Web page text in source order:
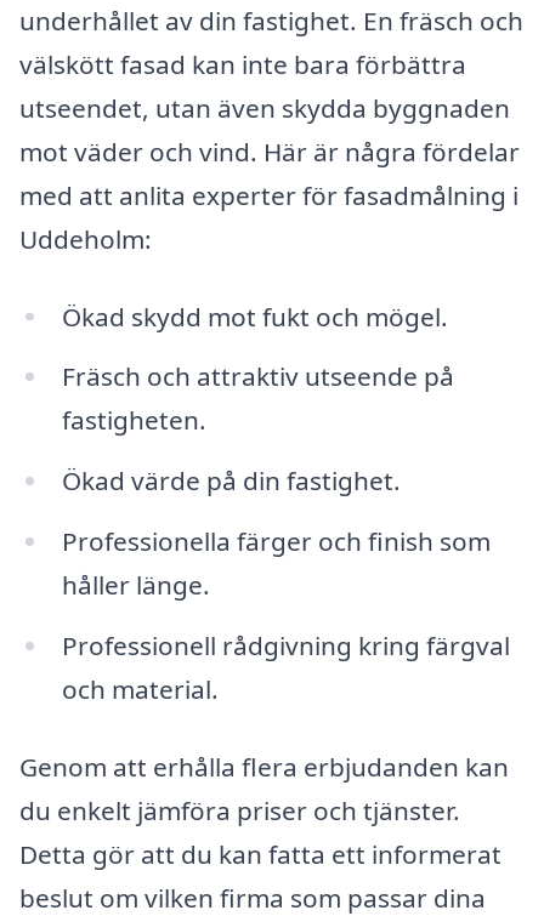
underhållet av din fastighet. En fräsch och
välskött fasad kan inte bara förbättra
utseendet, utan även skydda byggnaden
mot väder och vind. Här är några fördelar
med att anlita experter för fasadmålning i
Uddeholm:
Ökad skydd mot fukt och mögel.
Fräsch och attraktiv utseende på
fastigheten.
Ökad värde på din fastighet.
Professionella färger och finish som
håller länge.
Professionell rådgivning kring färgval
och material.
Genom att erhålla flera erbjudanden kan
du enkelt jämföra priser och tjänster.
Detta gör att du kan fatta ett informerat
beslut om vilken firma som passar dina